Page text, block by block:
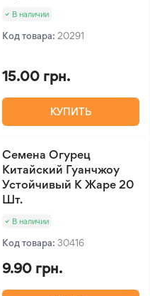
В наличии
Код товара: 20291
15.00 грн.
КУПИТЬ
Семена Огурец
Китайский Гуанчжоу
Устойчивый К Жаре 20
Шт.
В наличии
Код товара: 30416
9.90 грн.